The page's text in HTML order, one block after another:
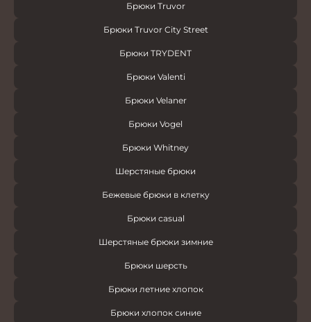
Брюки Truvor
Брюки Truvor City Street
Брюки TRYDENT
Брюки Valenti
Брюки Velaner
Брюки Vogel
Брюки Whitney
Шерстяные брюки
Бежевые брюки в клетку
Брюки casual
Шерстяные брюки зимние
Брюки шерсть
Брюки летние хлопок
Брюки хлопок синие